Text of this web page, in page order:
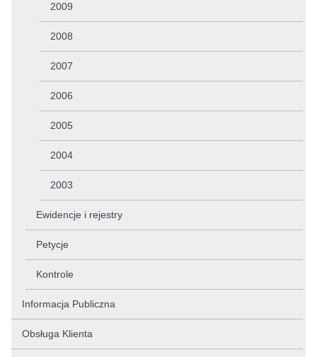
2009
2008
2007
2006
2005
2004
2003
Ewidencje i rejestry
Petycje
Kontrole
Informacja Publiczna
Obsługa Klienta